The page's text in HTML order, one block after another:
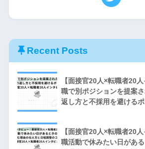
Recent Posts
【面接官20人×転職者20
職で別ポジションを提案
返し方と不採用を避けるポ
【面接官20人×転職者20
職活動で休みたい日があ